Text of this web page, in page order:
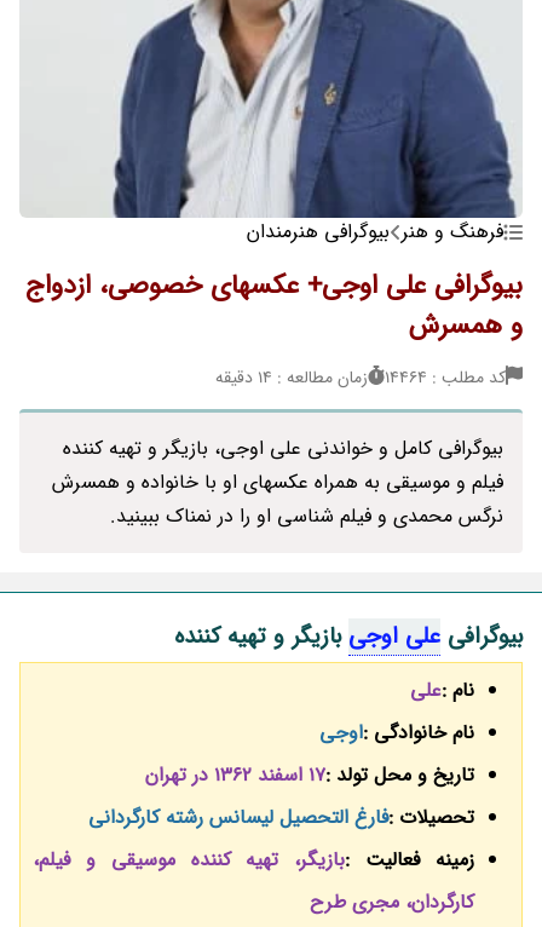
فرهنگ و هنر بیوگرافی هنرمندان
بیوگرافی علی اوجی+ عکسهای خصوصی، ازدواج
و همسرش
کد مطلب : 14464 زمان مطالعه : 14 دقیقه
بیوگرافی کامل و خواندنی علی اوجی، بازیگر و تهیه کننده
فیلم و موسیقی به همراه عکسهای او با خانواده و همسرش
نرگس محمدی و فیلم شناسی او را در نمناک ببینید.
بیوگرافی علی اوجی بازیگر و تهیه کننده
نام :علی
نام خانوادگی :اوجی
تاریخ و محل تولد :17 اسفند 1362 در تهران
تحصیلات :فارغ التحصیل لیسانس رشته کارگردانی
زمینه فعالیت :بازیگر، تهیه کننده موسیقی و فیلم،
کارگردان، مجری طرح